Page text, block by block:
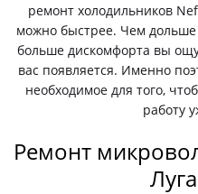
ремонт холодильников
можно быстрее. Чем дольше
больше дискомфорта вы
вас появляется. Именно
необходимое для того,
работу
Ремонт